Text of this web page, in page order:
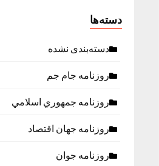
دسته‌ها
دسته‌بندی نشده
روزنامه جام جم
روزنامه جمهوري اسلامي
روزنامه جهان اقتصاد
روزنامه جوان